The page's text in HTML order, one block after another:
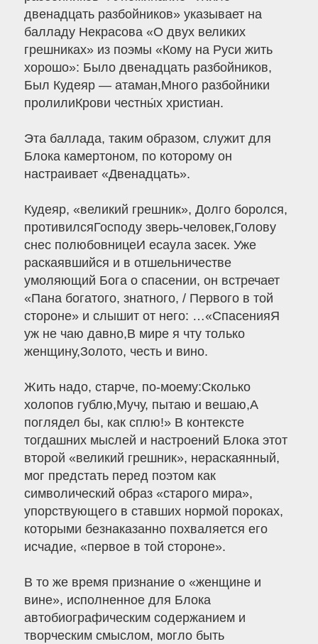
двенадцать разбойников» указывает на
балладу Некрасова «О двух великих
грешниках» из поэмы «Кому на Руси жить
хорошо»: Было двенадцать разбойников,
Был Кудеяр — атаман,Много разбойники
пролилиКрови честны́х христиан.
Эта баллада, таким образом, служит для
Блока камертоном, по которому он
настраивает «Двенадцать».
Кудеяр, «великий грешник», Долго боролся,
противилсяГосподу зверь-человек,Голову
снес полюбовницеИ есаула засек. Уже
раскаявшийся и в отшельничестве
умоляющий Бога о спасении, он встречает
«Пана богатого, знатного, / Первого в той
стороне» и слышит от него: …«СпасенияЯ
уж не чаю давно,В мире я чту только
женщину,Золото, честь и вино.
Жить надо, старче, по-моему:Сколько
холопов гублю,Мучу, пытаю и вешаю,А
поглядел бы, как сплю!» В контексте
тогдашних мыслей и настроений Блока этот
второй «великий грешник», нераскаянный,
мог предстать перед поэтом как
символический образ «старого мира»,
упорствующего в ставших нормой пороках,
которыми безнаказанно похваляется его
исчадие, «первое в той стороне».
В то же время признание о «женщине и
вине», исполненное для Блока
автобиографическим содержанием и
творческим смыслом, могло быть